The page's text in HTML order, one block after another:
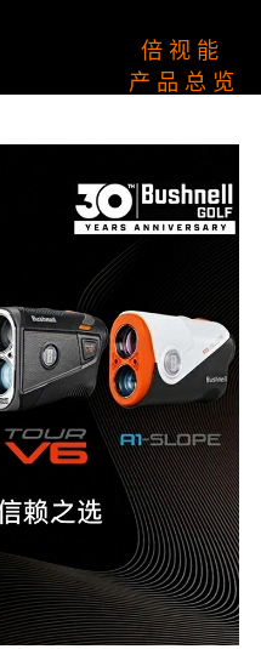
倍 视 能
产 品 总 览